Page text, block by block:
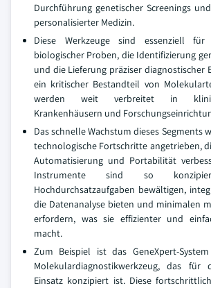
Durchführung genetischer Screenings
personalisierter Medizin.
Diese Werkzeuge sind essenziell für
biologischer Proben, die Identifizierung
und die Lieferung präziser diagnostischer
ein kritischer Bestandteil von
werden weit verbreitet in
Krankenhäusern und
Das schnelle Wachstum dieses Segments
technologische Fortschritte angetrieben,
Automatisierung und Portabilität
Instrumente sind so
Hochdurchsatzaufgaben bewältigen,
die Datenanalyse bieten und minimalen
erfordern, was sie effizienter und
macht.
Zum Beispiel ist das GeneXpert-
Molekulardiagnostikwerkzeug, das für
Einsatz konzipiert ist. Diese